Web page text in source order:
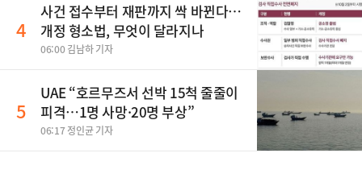
4
사건 접수부터 재판까지 싹 바뀐다…
개정 형소법, 무엇이 달라지나
06:00 김남하 기자
5
UAE “호르무즈서 선박 15척 줄줄이
피격…1명 사망·20명 부상”
06:17 정인균 기자